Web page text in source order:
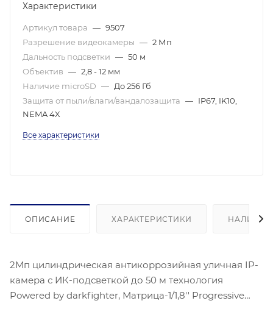
Характеристики
Артикул товара — 9507
Разрешение видеокамеры — 2 Мп
Дальность подсветки — 50 м
Объектив — 2,8 - 12 мм
Наличие microSD — До 256 Гб
Защита от пыли/влаги/вандалозащита — IP67, IK10,
NEMA 4X
Все характеристики
ОПИСАНИЕ ХАРАКТЕРИСТИКИ НАЛИЧИЕ
2Мп цилиндрическая антикоррозийная уличная IP-
камера с ИК-подсветкой до 50 м технология
Powered by darkfighter, Матрица-1/1,8'' Progressive